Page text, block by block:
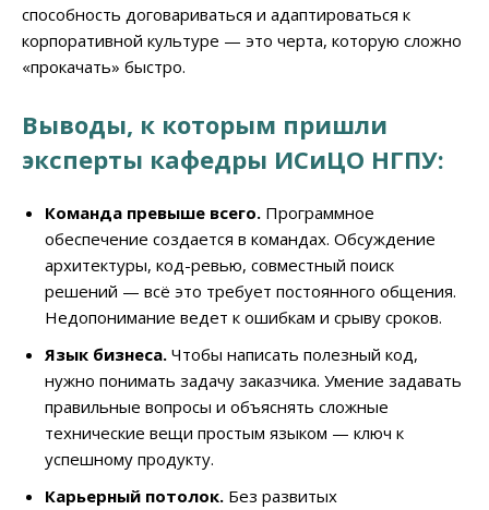
способность договариваться и адаптироваться к
корпоративной культуре — это черта, которую сложно
«прокачать» быстро.
Выводы, к которым пришли
эксперты кафедры ИСиЦО НГПУ:
Команда превыше всего. Программное
обеспечение создается в командах. Обсуждение
архитектуры, код-ревью, совместный поиск
решений — всё это требует постоянного общения.
Недопонимание ведет к ошибкам и срыву сроков.
Язык бизнеса. Чтобы написать полезный код,
нужно понимать задачу заказчика. Умение задавать
правильные вопросы и объяснять сложные
технические вещи простым языком — ключ к
успешному продукту.
Карьерный потолок. Без развитых